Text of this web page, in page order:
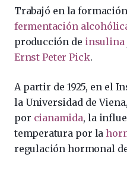
Trabajó en la
fermentación
producción de insulina
Ernst Peter Pick.
A partir de 1925, en el
la Universidad de
por cianamida, la
temperatura por la
regulación hormonal